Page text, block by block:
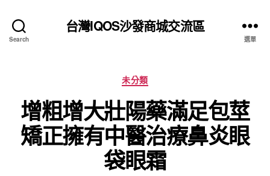
Search
台灣IQOS沙發商城交流區
選單
分
類
未分類
增粗增大壯陽藥滿足包莖
矯正擁有中醫治療鼻炎眼
袋眼霜